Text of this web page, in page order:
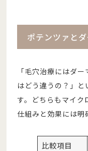
ポテンツァと
「毛穴治療にはダ
はどう違うの？」
す。どちらもマイク
仕組みと効果には明
比較項目